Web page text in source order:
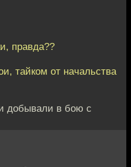
правда??
тайком от начальства
добывали в бою с